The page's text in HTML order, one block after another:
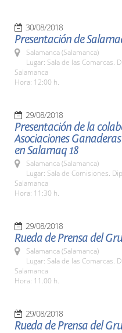
30/08/2018
Presentación de
Salamanca (Salamanca)
Lugar: Sala de las Comarcas.
Salamanca
Hora: 12:00 h.
29/08/2018
Presentación de la
Asociaciones
en Salamaq 18
Salamanca (Salamanca)
Lugar: Sala de Comisiones.
Salamanca
Hora: 11:30 h.
29/08/2018
Rueda de Prensa del
Salamanca (Salamanca)
Lugar: Sala de las Comarcas.
Salamanca
Hora: 11.00 h.
29/08/2018
Rueda de Prensa del